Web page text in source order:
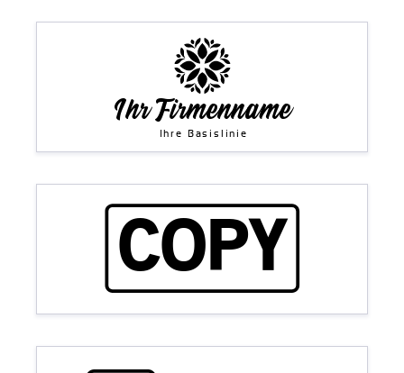
Ihr Firmenname
Ihre Basislinie
COPY